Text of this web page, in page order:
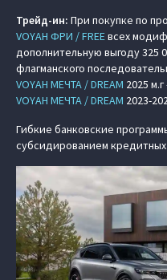
Трейд-ин: При покупке по
VOYAH ФРИ / FREEвсех
дополнительную выгоду 325
флагманского
VOYAH МЕЧТА / DREAM 2025
VOYAH МЕЧТА / DREAM 2023-
Гибкие банковские
субсидированием кредитных